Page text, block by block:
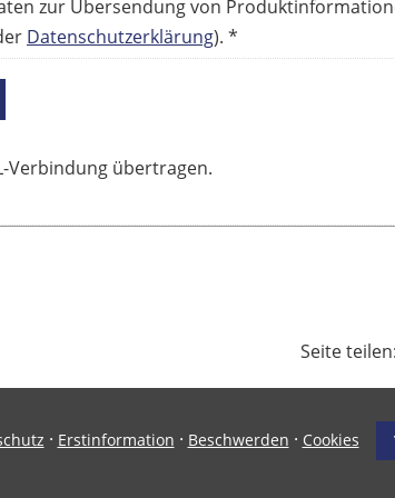
zur Übersendung von
Datenschutzerklärung). *
Verbindung übertragen.
Seite teilen:
· Erstinformation · Beschwerden · Cookies